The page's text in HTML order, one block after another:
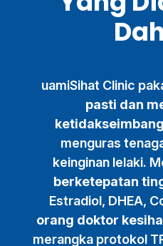
uamiSihat Clinic
pasti dan
menguras
keinginan lelaki.
berketepatan
Estradiol, DHEA,
orang doktor
merangka protokol